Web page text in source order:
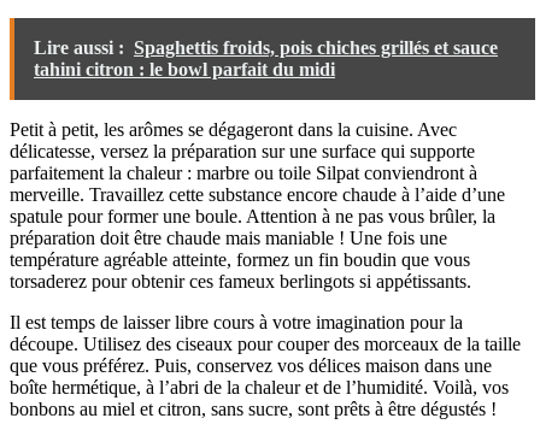
Lire aussi : Spaghettis froids, pois chiches grillés et sauce
tahini citron : le bowl parfait du midi
Petit à petit, les arômes se dégageront dans la cuisine. Avec
délicatesse, versez la préparation sur une surface qui supporte
parfaitement la chaleur : marbre ou toile Silpat conviendront à
merveille. Travaillez cette substance encore chaude à l’aide d’une
spatule pour former une boule. Attention à ne pas vous brûler, la
préparation doit être chaude mais maniable ! Une fois une
température agréable atteinte, formez un fin boudin que vous
torsaderez pour obtenir ces fameux berlingots si appétissants.
Il est temps de laisser libre cours à votre imagination pour la
découpe. Utilisez des ciseaux pour couper des morceaux de la taille
que vous préférez. Puis, conservez vos délices maison dans une
boîte hermétique, à l’abri de la chaleur et de l’humidité. Voilà, vos
bonbons au miel et citron, sans sucre, sont prêts à être dégustés !